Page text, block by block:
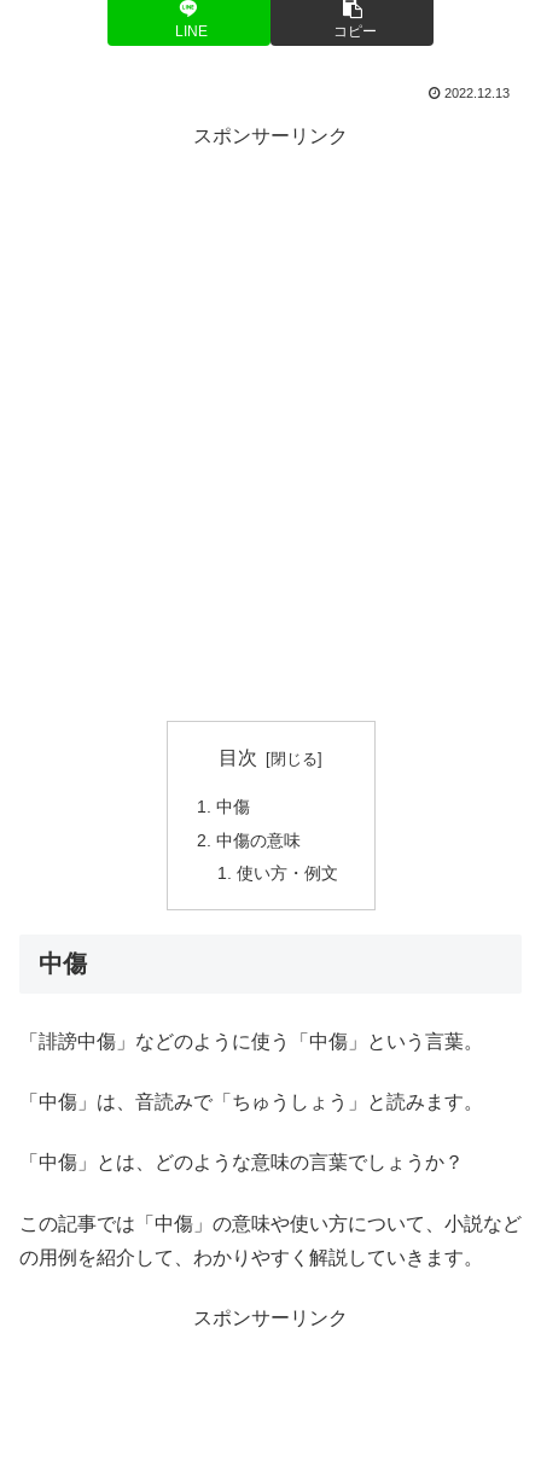
LINE コピー
2022.12.13
スポンサーリンク
目次
中傷
中傷の意味
使い方・例文
中傷
「誹謗中傷」などのように使う「中傷」という言葉。
「中傷」は、音読みで「ちゅうしょう」と読みます。
「中傷」とは、どのような意味の言葉でしょうか？
この記事では「中傷」の意味や使い方について、小説など
の用例を紹介して、わかりやすく解説していきます。
スポンサーリンク